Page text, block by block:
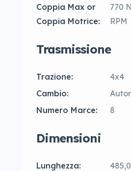
Coppia Max or
Coppia Motrice:
770
RPM
Trasmissione
Trazione:
4x4
Cambio:
Numero Marce:
8
Dimensioni
Lunghezza: